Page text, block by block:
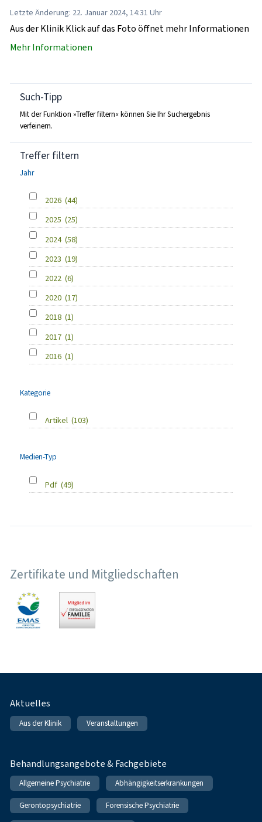
Letzte Änderung: 22. Januar 2024, 14:31 Uhr
Aus der Klinik Klick auf das Foto öffnet mehr Informationen
Mehr Informationen
Such-Tipp
Mit der Funktion »Treffer filtern« können Sie Ihr Suchergebnis
verfeinern.
Treffer filtern
Jahr
2026 (44)
2025 (25)
2024 (58)
2023 (19)
2022 (6)
2020 (17)
2018 (1)
2017 (1)
2016 (1)
Kategorie
Artikel (103)
Medien-Typ
Pdf (49)
Zertifikate und Mitgliedschaften
Fußnavigation
Aktuelles
Aus der Klinik Veranstaltungen
Behandlungsangebote & Fachgebiete
Allgemeine Psychiatrie Abhängigkeitserkrankungen
Gerontopsychiatrie Forensische Psychiatrie